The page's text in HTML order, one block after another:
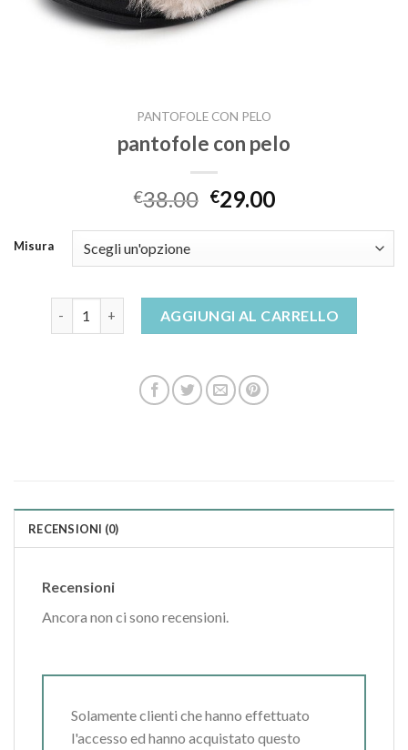
PANTOFOLE CON PELO
pantofole con pelo
€38.00 €29.00
Misura
AGGIUNGI AL CARRELLO
RECENSIONI (0)
Recensioni
Ancora non ci sono recensioni.
Solamente clienti che hanno effettuato
l'accesso ed hanno acquistato questo